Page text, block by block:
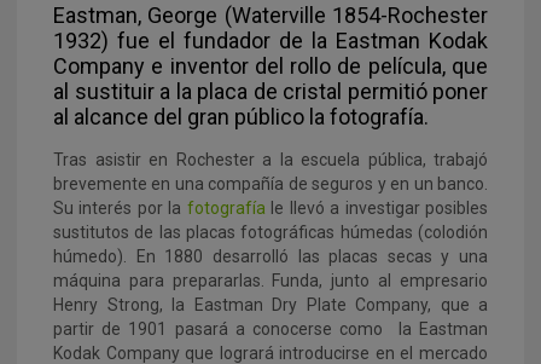
Eastman, George (Waterville 1854-Rochester
1932) fue el fundador de la Eastman Kodak
Company e inventor del rollo de película, que
al sustituir a la placa de cristal permitió poner
al alcance del gran público la fotografía.
Tras asistir en Rochester a la escuela pública, trabajó
brevemente en una compañía de seguros y en un banco.
Su interés por la fotografía le llevó a investigar posibles
sustitutos de las placas fotográficas húmedas (colodión
húmedo). En 1880 desarrolló las placas secas y una
máquina para prepararlas. Funda, junto al empresario
Henry Strong, la Eastman Dry Plate Company, que a
partir de 1901 pasará a conocerse como la Eastman
Kodak Company que logrará introducirse en el mercado